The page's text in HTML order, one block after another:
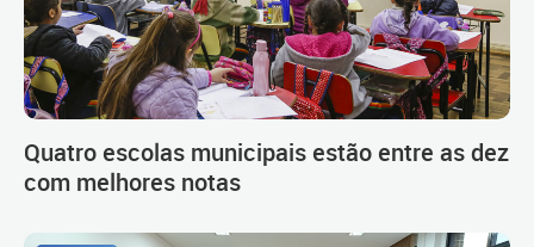
Quatro escolas municipais estão entre as dez
com melhores notas